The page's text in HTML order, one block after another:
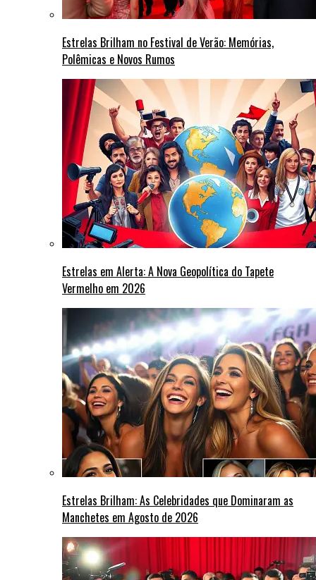
Estrelas Brilham no Festival de Verão: Memórias,
Polêmicas e Novos Rumos
Estrelas em Alerta: A Nova Geopolítica do Tapete
Vermelho em 2026
Estrelas Brilham: As Celebridades que Dominaram as
Manchetes em Agosto de 2026